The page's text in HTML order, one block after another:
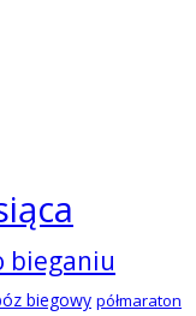
bieganiu
biegowy półmaraton